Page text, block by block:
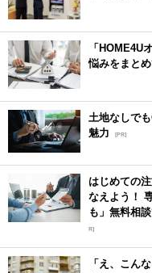
「HOME4U
悩みをまと
土地なしで
魅力
[PR]
はじめての
なえよう！
も」無料相
R]
「え、こん